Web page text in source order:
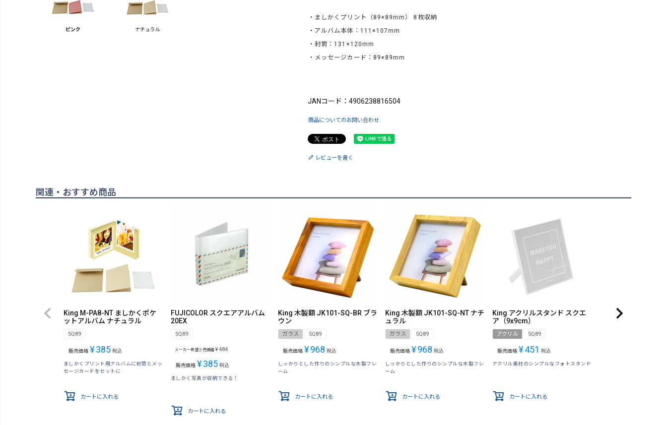
ピンク ナチュラル
・ましかくプリント（89×89mm） 8枚収納
・アルバム本体：111×107mm
・封筒：131×120mm
・メッセージカード：89×89mm
JANコード：4906238816504
商品についてのお問い合わせ
レビューを書く
関連・おすすめ商品
King M-PA8-NT ましかくポケ
ットアルバム ナチュラル
SQ89
販売価格 ¥385 税込
ましかくプリント用アルバムに封筒とメッ
セージカードをセットに
カートに入れる
FUJICOLOR スクエアアルバム
20EX
SQ89
メーカー希望小売価格 ¥484
販売価格 ¥385 税込
ましかく写真が収納できる！
カートに入れる
King 木製額 JK101-SQ-BR ブラ
ウン
ガラス SQ89
販売価格 ¥968 税込
しっかりとした作りのシンプルな木製フレ
ーム
カートに入れる
King 木製額 JK101-SQ-NT ナチ
ュラル
ガラス SQ89
販売価格 ¥968 税込
しっかりとした作りのシンプルな木製フレ
ーム
カートに入れる
King アクリルスタンド スクエ
ア（9x9cm）
アクリル SQ89
販売価格 ¥451 税込
アクリル素材のシンプルなフォトスタンド
カートに入れる